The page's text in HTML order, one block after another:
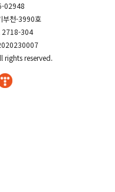
02948
부천-3990호
2718-304
rights reserved.